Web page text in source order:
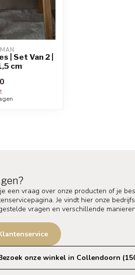
| Set Van 2 |
cm
een vraag over onze producten of je
Je vindt hier onze
vragen en verschillende
onze winkel in Collendoorn